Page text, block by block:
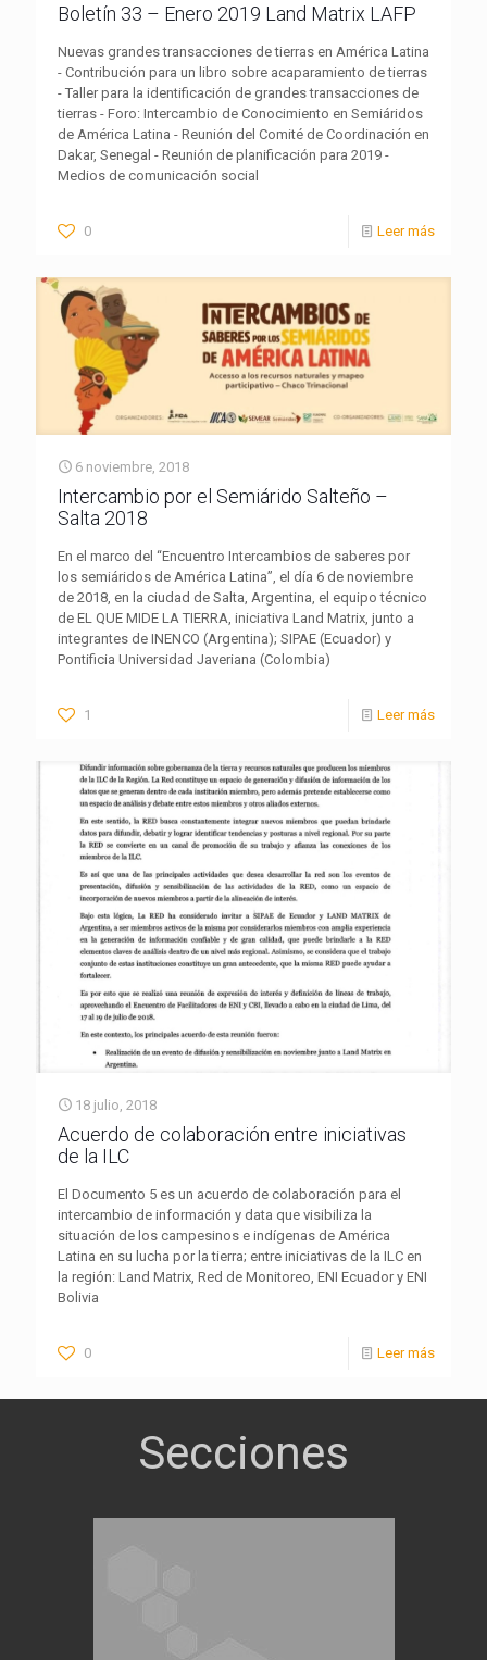
Boletín 33 – Enero 2019 Land Matrix LAFP
Nuevas grandes transacciones de tierras en América Latina
- Contribución para un libro sobre acaparamiento de tierras
- Taller para la identificación de grandes transacciones de
tierras - Foro: Intercambio de Conocimiento en Semiáridos
de América Latina - Reunión del Comité de Coordinación en
Dakar, Senegal - Reunión de planificación para 2019 -
Medios de comunicación social
0 Leer más
6 noviembre, 2018
Intercambio por el Semiárido Salteño –
Salta 2018
En el marco del “Encuentro Intercambios de saberes por
los semiáridos de América Latina”, el día 6 de noviembre
de 2018, en la ciudad de Salta, Argentina, el equipo técnico
de EL QUE MIDE LA TIERRA, iniciativa Land Matrix, junto a
integrantes de INENCO (Argentina); SIPAE (Ecuador) y
Pontificia Universidad Javeriana (Colombia)
1 Leer más
18 julio, 2018
Acuerdo de colaboración entre iniciativas
de la ILC
El Documento 5 es un acuerdo de colaboración para el
intercambio de información y data que visibiliza la
situación de los campesinos e indígenas de América
Latina en su lucha por la tierra; entre iniciativas de la ILC en
la región: Land Matrix, Red de Monitoreo, ENI Ecuador y ENI
Bolivia
0 Leer más